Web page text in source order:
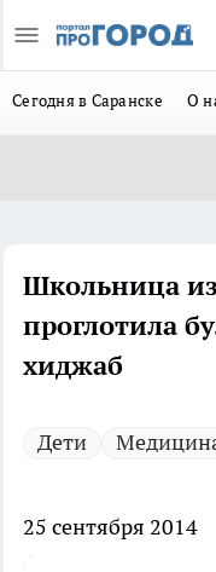
Сегодня в Саранске О
Школьница
проглотила
хиджаб
Дети
25 сентября 2014